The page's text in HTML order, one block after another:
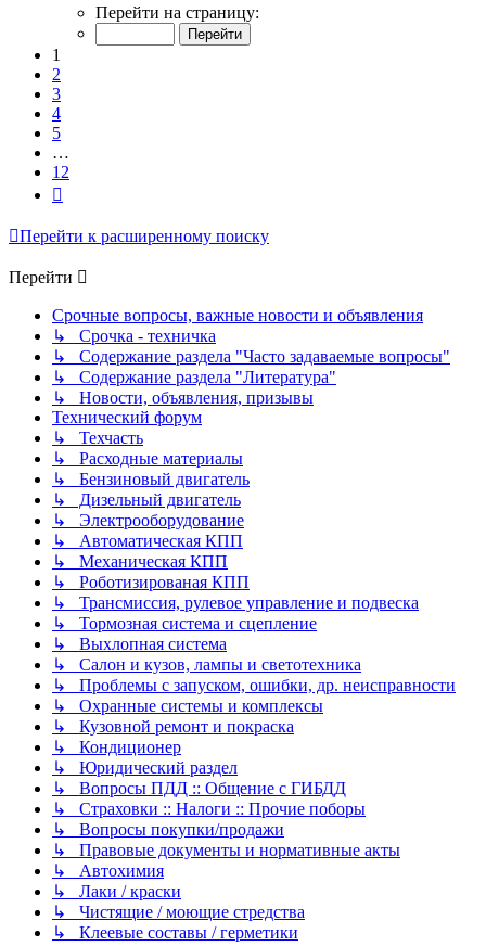
Перейти на страницу:
1
2
3
4
5
…
12
Перейти к расширенному поиску
Перейти
Срочные вопросы, важные новости и объявления
↳ Срочка - техничка
↳ Содержание раздела "Часто задаваемые вопросы"
↳ Содержание раздела "Литература"
↳ Новости, объявления, призывы
Технический форум
↳ Техчасть
↳ Расходные материалы
↳ Бензиновый двигатель
↳ Дизельный двигатель
↳ Электрооборудование
↳ Автоматическая КПП
↳ Механическая КПП
↳ Роботизированая КПП
↳ Трансмиссия, рулевое управление и подвеска
↳ Тормозная система и сцепление
↳ Выхлопная система
↳ Салон и кузов, лампы и светотехника
↳ Проблемы с запуском, ошибки, др. неисправности
↳ Охранные системы и комплексы
↳ Кузовной ремонт и покраска
↳ Кондиционер
↳ Юридический раздел
↳ Вопросы ПДД :: Общение с ГИБДД
↳ Страховки :: Налоги :: Прочие поборы
↳ Вопросы покупки/продажи
↳ Правовые документы и нормативные акты
↳ Автохимия
↳ Лаки / краски
↳ Чистящие / моющие стредства
↳ Клеевые составы / герметики